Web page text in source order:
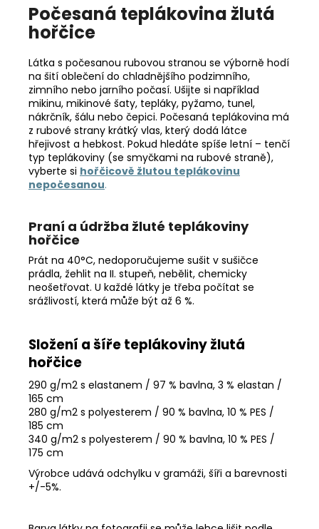
Počesaná teplákovina žlutá
hořčice
Látka s počesanou rubovou stranou se výborně hodí
na šití oblečení do chladnějšího podzimního,
zimního nebo jarního počasí. Ušijte si například
mikinu, mikinové šaty, tepláky, pyžamo, tunel,
nákrčník, šálu nebo čepici. Počesaná teplákovina má
z rubové strany krátký vlas, který dodá látce
hřejivost a hebkost. Pokud hledáte spíše letní – tenčí
typ teplákoviny (se smyčkami na rubové straně),
vyberte si hořčicově žlutou teplákovinu
nepočesanou.
Praní a údržba žluté teplákoviny
hořčice
Prát na 40°C, nedoporučujeme sušit v sušičce
prádla, žehlit na II. stupeň, nebělit, chemicky
neošetřovat. U každé látky je třeba počítat se
srážlivostí, která může být až 6 %.
Složení a šíře teplákoviny žlutá
hořčice
290 g/m2 s elastanem / 97 % bavlna, 3 % elastan /
165 cm
280 g/m2 s polyesterem / 90 % bavlna, 10 % PES /
185 cm
340 g/m2 s polyesterem / 90 % bavlna, 10 % PES /
175 cm
Výrobce udává odchylku v gramáži, šíři a barevnosti
+/-5%.